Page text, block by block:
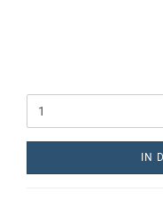
IN